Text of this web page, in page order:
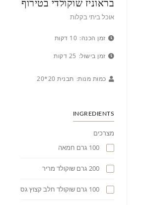
בראוניז שוקולדי בטירוף
אוכל ביתי בקלות
זמן הכנה: 10 דקות
זמן בישול: 25 דקות
כמות מנות: תבנית 20*20
INGREDIENTS
מצרכים
100 גרם חמאה
200 גרם שוקולד מריר
100 גרם שוקולד חלב קצוץ גס